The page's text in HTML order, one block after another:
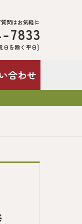
問はお気軽に
7833
日を除く平日]
合わせ